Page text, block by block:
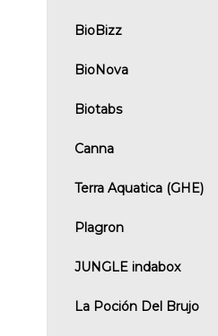
BioBizz
BioNova
Biotabs
Canna
Terra Aquatica (GHE)
Plagron
JUNGLE indabox
La Poción Del Brujo